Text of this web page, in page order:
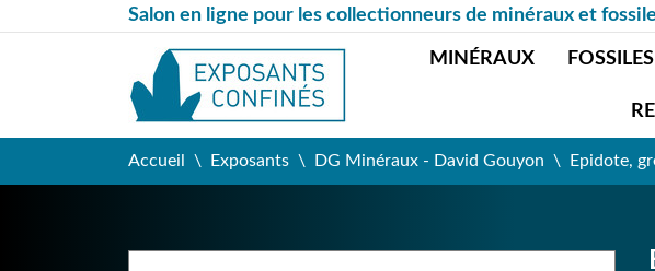
Salon en ligne pour les collectionneurs de minéraux et
MINÉRAUX FOSSILES
Accueil Exposants DG Minéraux - David Gouyon Epidote,